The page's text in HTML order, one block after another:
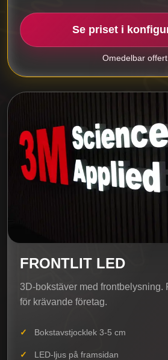
Se priset i
Omedelbar offert
FRONTLIT LED
3D-bokstäver med frontbelysning.
för krävande företag.
Bokstavstjocklek 3-5 cm
LED-ljus på framsidan